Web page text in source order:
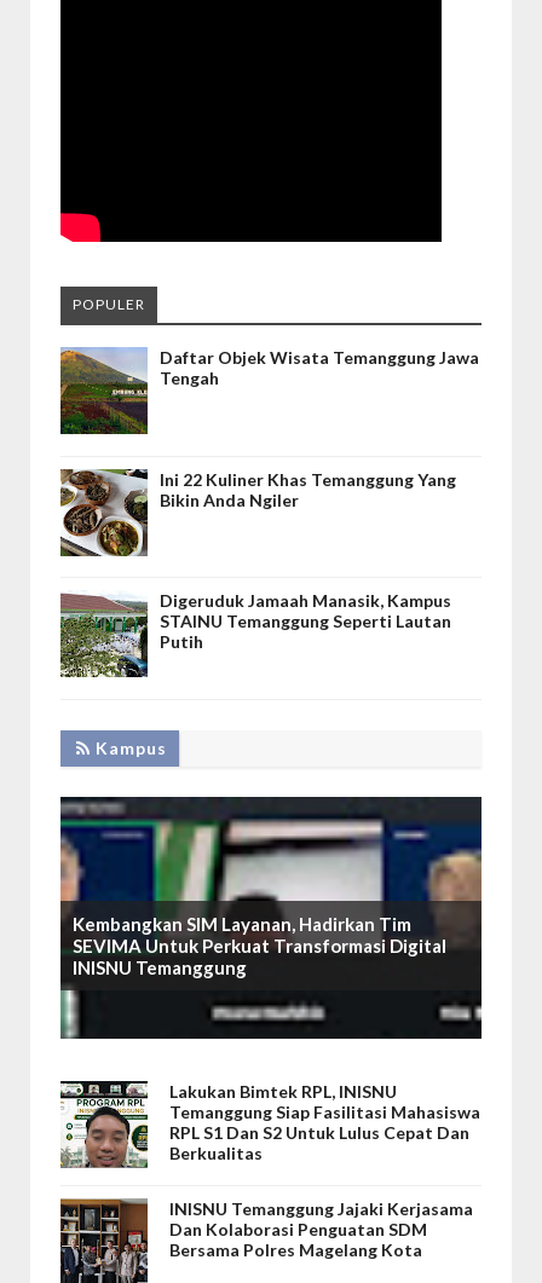
POPULER
Daftar Objek Wisata Temanggung Jawa
Tengah
Ini 22 Kuliner Khas Temanggung Yang
Bikin Anda Ngiler
Digeruduk Jamaah Manasik, Kampus
STAINU Temanggung Seperti Lautan
Putih
Kampus
Kembangkan SIM Layanan, Hadirkan Tim
SEVIMA Untuk Perkuat Transformasi Digital
INISNU Temanggung
Lakukan Bimtek RPL, INISNU
Temanggung Siap Fasilitasi Mahasiswa
RPL S1 Dan S2 Untuk Lulus Cepat Dan
Berkualitas
INISNU Temanggung Jajaki Kerjasama
Dan Kolaborasi Penguatan SDM
Bersama Polres Magelang Kota